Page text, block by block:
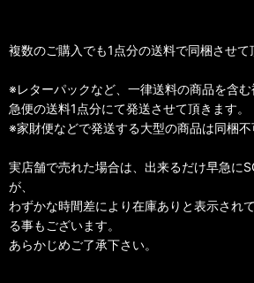
複数のご購入でも1点分の送料で同梱させて
※レターパックなど、一律送料の商品を含
急便の送料1点分にて発送させて頂きます。
※家財便などで発送する大型の商品は同梱不
実店舗で売れた場合は、出来るだけ早急に
が、
わずかな時間差により在庫ありと表示され
る事もございます。
あらかじめご了承下さい。